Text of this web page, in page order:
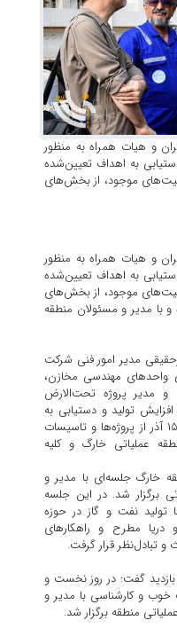
و هیات همراه به منظور
به اهداف تعیین‌شده
موجود، از بخش‌های
و هیات همراه به منظور
به اهداف تعیین‌شده
موجود، از بخش‌های
و با مدیر و مسئولان منطقه
مدیر امور فنی شرکت
واحدهای مهندسی مخازن،
و مدیر پروژه تحت‌الارض
تولید و دستیابی به
اهداف تعیین‌شده صنعت نفت، از ۱۱ تا ۱۵ آذر از پروژه‌ها و تاسیسات
عملیاتی خارگ و کلیه‌
خارگ جلسه‌ای با مدیر و
برگزار شد. در این جلسه
نفت و گاز در حوزه‌
مطرح و راهکارهای
و تبادل‌نظر قرار گرفت.
گفت: در روز نخست و
خوب و کارشناسی با مدیر و
منطقه برگزار شد.